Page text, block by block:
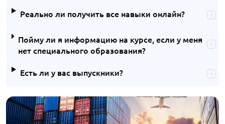
Реально ли получить все навыки онлайн?
Пойму ли я информацию на курсе, если у меня
нет специального образования?
Есть ли у вас выпускники?